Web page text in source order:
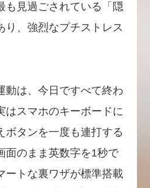
も見過ごされている「隠
り、強烈なプチストレス
動は、今日ですべて終わ
はスマホのキーボードに
ボタンを一度も連打する
面のまま英数字を1秒で
ートな裏ワザが標準搭載